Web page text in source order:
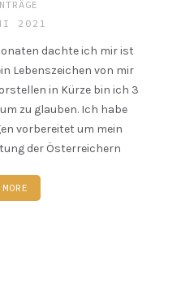
2021
dachte ich mir ist
Lebenszeichen von mir
in Kürze bin ich 3
zu glauben. Ich habe
vorbereitet um mein
der Österreichern